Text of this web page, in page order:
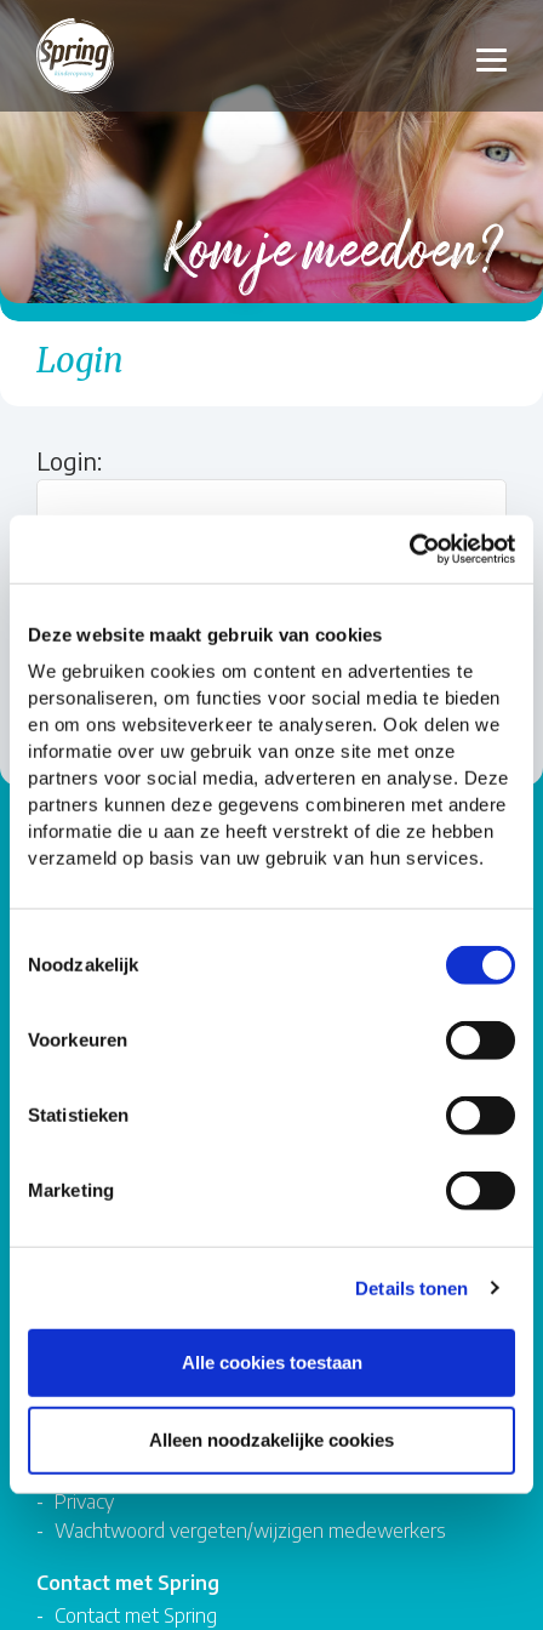
Deze website maakt gebruik van cookies
We gebruiken cookies om content en advertenties te
personaliseren, om functies voor social media te bieden
en om ons websiteverkeer te analyseren. Ook delen we
informatie over uw gebruik van onze site met onze
partners voor social media, adverteren en analyse. Deze
partners kunnen deze gegevens combineren met andere
informatie die u aan ze heeft verstrekt of die ze hebben
verzameld op basis van uw gebruik van hun services.
Noodzakelijk
Voorkeuren
Statistieken
Marketing
Details tonen
Alle cookies toestaan
Alleen noodzakelijke cookies
Kom je meedoen?
Login
Login:
Wachtwoord:
login
Vacatures
Springnet
Compliment, suggestie of klacht
Algemene voorwaarden
Disclaimer
Privacy
Wachtwoord vergeten/wijzigen medewerkers
Contact met Spring
Contact met Spring